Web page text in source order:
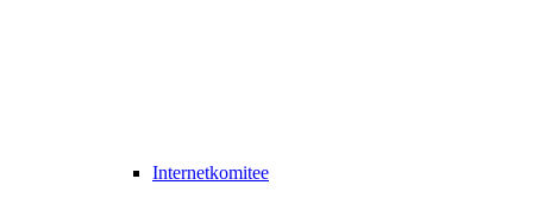
Internetkomitee